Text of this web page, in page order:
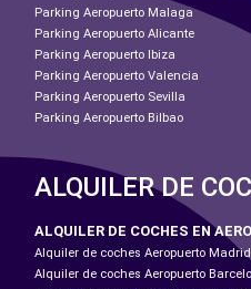
Parking Aeropuerto Malaga
Parking Aeropuerto Alicante
Parking Aeropuerto Ibiza
Parking Aeropuerto Valencia
Parking Aeropuerto Sevilla
Parking Aeropuerto Bilbao
ALQUILER DE
ALQUILER DE COCHES EN
Alquiler de coches Aeropuerto
Alquiler de coches Aeropuerto